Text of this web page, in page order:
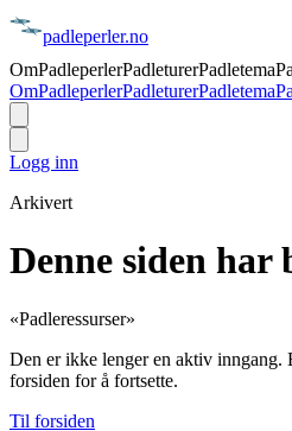
padleperler.no
OmPadleperlerPadleturerPadletema
OmPadleperlerPadleturerPadletema
Logg inn
Arkivert
Denne siden
«Padleressurser»
Den er ikke lenger en aktiv inngang.
forsiden for å fortsette.
Til forsiden